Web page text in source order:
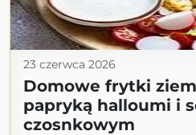
23 czerwca 2026
Domowe frytki
papryką halloumi i
czosnkowym